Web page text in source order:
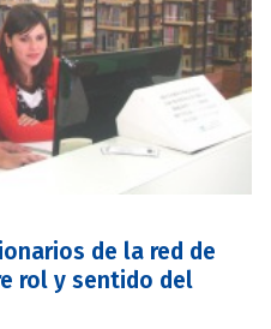
de la red de
rol y sentido del